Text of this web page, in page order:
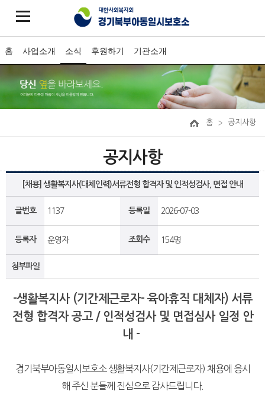
홈 사업소개 소식 후원하기 기관소개
홈 공지사항
공지사항
[채용] 생활복지사(대체인력)서류전형 합격자 및 인적성검사, 면접 안내
글번호 1137 등록일 2026-07-03
등록자 운영자 조회수 154명
첨부파일
-생활복지사 (기간제근로자- 육아휴직 대체자) 서류
전형 합격자 공고 / 인적성검사 및 면접심사 일정 안
내 -
경기북부아동일시보호소 생활복지사(기간제근로자) 채용에 응시
해 주신 분들께 진심으로 감사드립니다.